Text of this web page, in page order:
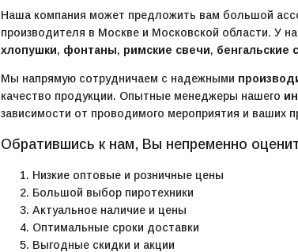
Наша компания может предложить вам большой
производителя в Москве и Московской области. У
хлопушки, фонтаны, римские свечи, бенгальские
Мы напрямую сотрудничаем с надежными
качество продукции. Опытные менеджеры нашего
зависимости от проводимого мероприятия и ваших
Обратившись к нам, Вы непременно
Низкие оптовые и розничные цены
Большой выбор пиротехники
Актуальное наличие и цены
Оптимальные сроки доставки
Выгодные скидки и акции